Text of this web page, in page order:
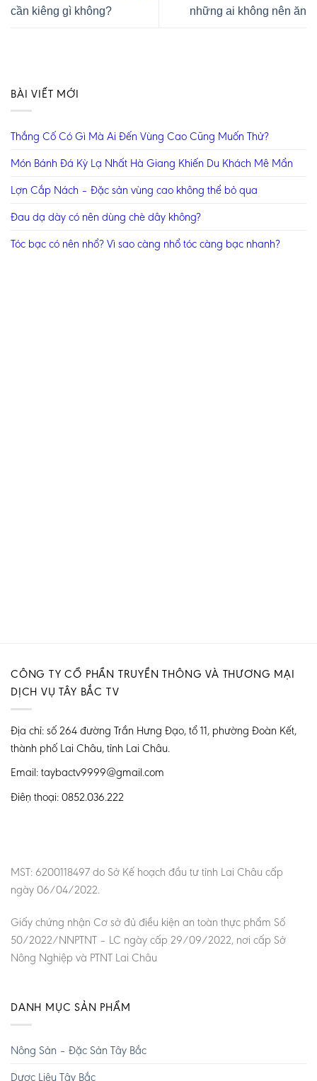
cần kiêng gì không?
những ai không nên ăn
BÀI VIẾT MỚI
Thắng Cố Có Gì Mà Ai Đến Vùng Cao Cũng Muốn Thử?
Món Bánh Đá Kỳ Lạ Nhất Hà Giang Khiến Du Khách Mê Mẩn
Lợn Cắp Nách – Đặc sản vùng cao không thể bỏ qua
Đau dạ dày có nên dùng chè dây không?
Tóc bạc có nên nhổ? Vì sao càng nhổ tóc càng bạc nhanh?
CÔNG TY CỔ PHẦN TRUYỀN THÔNG VÀ THƯƠNG MẠI
DỊCH VỤ TÂY BẮC TV
Địa chỉ: số 264 đường Trần Hưng Đạo, tổ 11, phường Đoàn Kết,
thành phố Lai Châu, tỉnh Lai Châu.
Email: taybactv9999@gmail.com
Điện thoại: 0852.036.222
MST: 6200118497 do Sở Kế hoạch đầu tư tỉnh Lai Châu cấp
ngày 06/04/2022.
Giấy chứng nhận Cơ sở đủ điều kiện an toàn thực phẩm Số
50/2022/NNPTNT – LC ngày cấp 29/09/2022, nơi cấp Sở
Nông Nghiệp và PTNT Lai Châu
DANH MỤC SẢN PHẨM
Nông Sản – Đặc Sản Tây Bắc
Dược Liệu Tây Bắc